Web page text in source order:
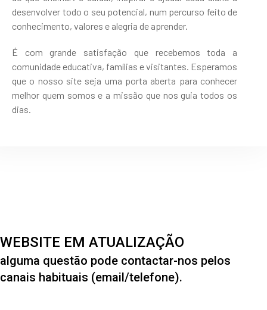
desenvolver todo o seu potencial, num percurso feito de
conhecimento, valores e alegria de aprender.
É com grande satisfação que recebemos toda a
comunidade educativa, famílias e visitantes. Esperamos
que o nosso site seja uma porta aberta para conhecer
melhor quem somos e a missão que nos guia todos os
dias.
WEBSITE EM ATUALIZAÇÃO
alguma questão pode contactar-nos pelos
canais habituais (email/telefone).